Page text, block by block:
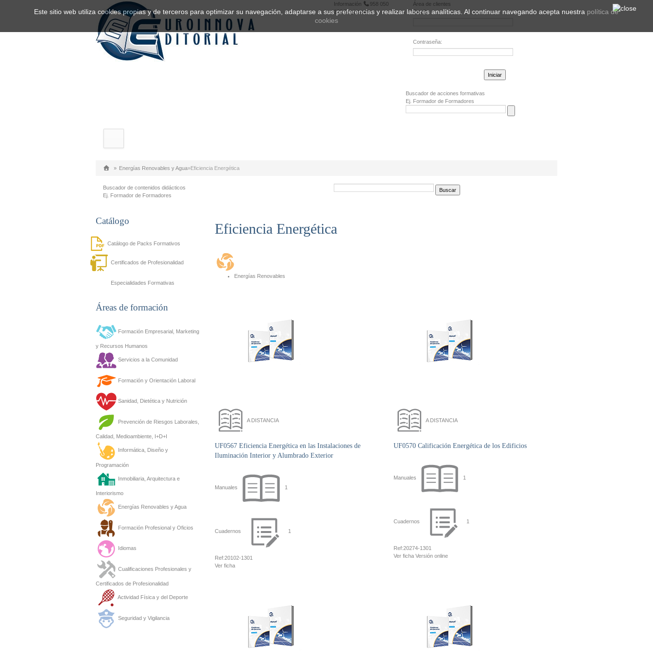
Información
958 050
222 Registrarse
Área de clientes
Email:
Contraseña:
Buscador de acciones formativas
Ej. Formador de Formadores
» Energías Renovables y Agua»Eficiencia Energética
Buscador de contenidos didácticos
Ej. Formador de Formadores
Catálogo
Catálogo de Packs Formativos
Certificados de Profesionalidad
Especialidades Formativas
Áreas de formación
Formación Empresarial, Marketing
y Recursos Humanos
Servicios a la Comunidad
Formación y Orientación Laboral
Sanidad, Dietética y Nutrición
Prevención de Riesgos Laborales,
Calidad, Medioambiente, I+D+I
Informática, Diseño y
Programación
Inmobiliaria, Arquitectura e
Interiorismo
Energías Renovables y Agua
Formación Profesional y Oficios
Idiomas
Cualificaciones Profesionales y
Certificados de Profesionalidad
Actividad Física y del Deporte
Seguridad y Vigilancia
Eficiencia Energética
Energías Renovables
A DISTANCIA
UF0567 Eficiencia Energética en las Instalaciones de
Iluminación Interior y Alumbrado Exterior
Manuales 1
Cuadernos 1
Ref:20102-1301
Ver ficha
A DISTANCIA
UF0570 Calificación Energética de los Edificios
Manuales 1
Cuadernos 1
Ref:20274-1301
Ver ficha Versión online
Este sitio web utiliza cookies propias y de terceros para optimizar su navegación, adaptarse a sus preferencias y realizar labores analíticas. Al continuar navegando acepta nuestra política de
cookies